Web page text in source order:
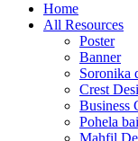
Home
All Resources
Poster
Banner
Soronika
Crest
Business
Pohela
Mahfil